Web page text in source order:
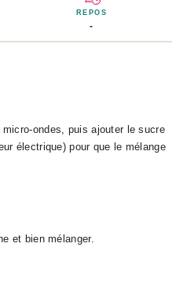
REPOS
-
ondes, puis ajouter le sucre
électrique) pour que le mélange
et bien mélanger.